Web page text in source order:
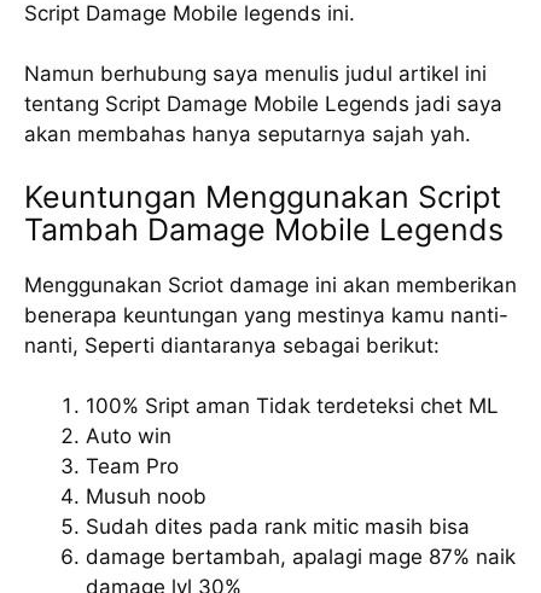
Script Damage Mobile legends ini.
Namun berhubung saya menulis judul artikel ini
tentang Script Damage Mobile Legends jadi saya
akan membahas hanya seputarnya sajah yah.
Keuntungan Menggunakan Script
Tambah Damage Mobile Legends
Menggunakan Scriot damage ini akan memberikan
benerapa keuntungan yang mestinya kamu nanti-
nanti, Seperti diantaranya sebagai berikut:
100% Sript aman Tidak terdeteksi chet ML
Auto win
Team Pro
Musuh noob
Sudah dites pada rank mitic masih bisa
damage bertambah, apalagi mage 87% naik
damage lvl 30%